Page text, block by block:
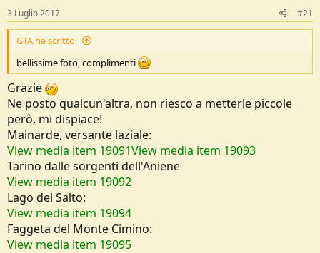
c
u
s
s
i
o
e
i
o
3 Luglio 2017 #21
GTA ha scritto:
bellissime foto, complimenti
Grazie
Ne posto qualcun'altra, non riesco a metterle piccole
però, mi dispiace!
Mainarde, versante laziale:
View media item 19091View media item 19093
Tarino dalle sorgenti dell'Aniene
View media item 19092
Lago del Salto:
View media item 19094
Faggeta del Monte Cimino:
View media item 19095